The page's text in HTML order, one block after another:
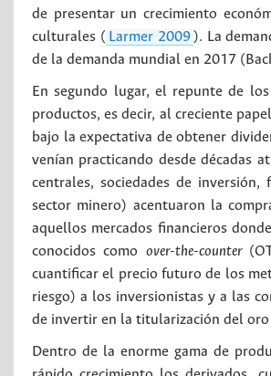
de presentar un crecimiento
culturales ( Larmer 2009 ). La
de la demanda mundial en 2017
En segundo lugar, el repunte de
productos, es decir, al creciente
bajo la expectativa de obtener
venían practicando desde décadas
centrales, sociedades de
sector minero) acentuaron la
aquellos mercados financieros
conocidos como over-the-counter
cuantificar el precio futuro de los
riesgo) a los inversionistas y a las
de invertir en la titularización del
Dentro de la enorme gama de